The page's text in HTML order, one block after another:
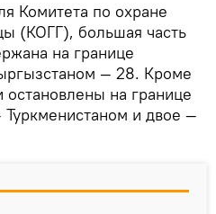
Комитета по охране
(КОГГ), большая часть
на границе
— 28. Кроме
остановлены на границе
и двое —